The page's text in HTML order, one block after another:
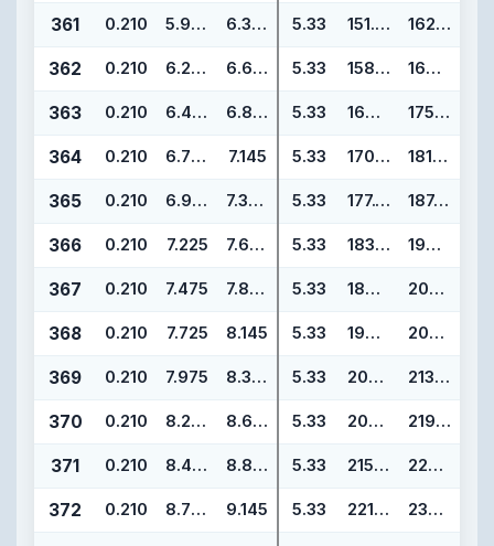
361 0.210 5.975 6.395 5.33 151.77 162.43
362 0.210 6.225 6.645 5.33 158.12 168.78
363 0.210 6.475 6.895 5.33 164.47 175.13
364 0.210 6.725 7.145 5.33 170.82 181.48
365 0.210 6.975 7.395 5.33 177.17 187.83
366 0.210 7.225 7.645 5.33 183.52 194.18
367 0.210 7.475 7.895 5.33 189.87 200.53
368 0.210 7.725 8.145 5.33 196.22 206.88
369 0.210 7.975 8.395 5.33 202.57 213.23
370 0.210 8.225 8.645 5.33 208.92 219.58
371 0.210 8.475 8.895 5.33 215.27 225.93
372 0.210 8.725 9.145 5.33 221.62 232.28